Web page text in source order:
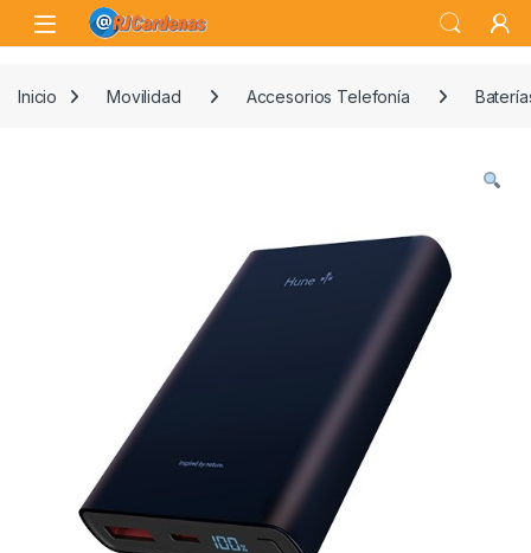
Skip to navigation
Skip to content
Open
Inicio Movilidad Accesorios Telefonía